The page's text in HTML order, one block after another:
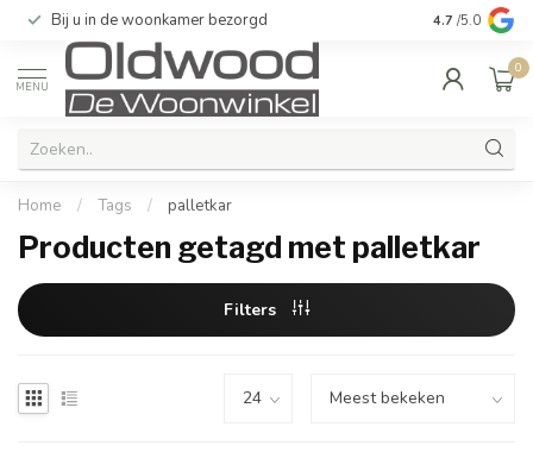
Bij u in de woonkamer bezorgd Kwaliteit &
4.7 /5.0
MENU
0
Home / Tags / palletkar
Producten getagd met palletkar
Filters